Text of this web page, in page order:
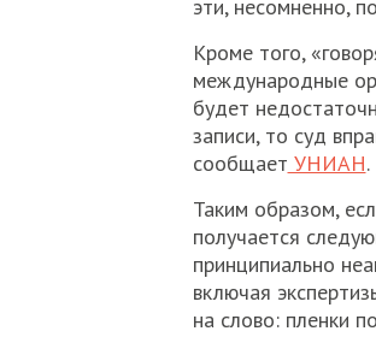
эти, несомненно,
Кроме того,
международные
будет
записи, то суд
сообщает УНИАН.
Таким образом,
получается
принципиально
включая
на слово: пленки